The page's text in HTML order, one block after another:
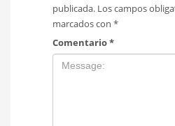
publicada. Los campos
marcados con *
Comentario*